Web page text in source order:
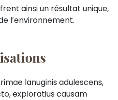
ainsi un résultat unique,
l’environnement.
lanuginis adulescens,
exploratius causam